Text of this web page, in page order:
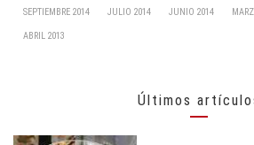
SEPTIEMBRE 2014 JULIO 2014 JUNIO 2014
ABRIL 2013
Últimos